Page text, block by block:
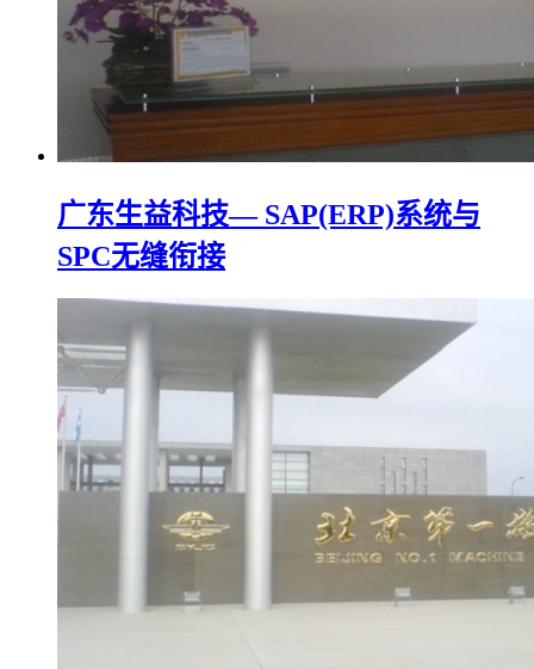
广东生益科技— SAP(ERP)系统与
SPC无缝衔接